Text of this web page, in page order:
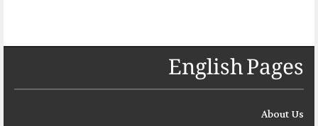
English Pages
About Us